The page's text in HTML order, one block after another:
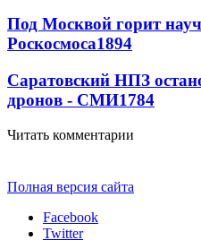
Под Москвой горит
Роскосмоса1894
Саратовский НПЗ
дронов - СМИ1784
Читать комментарии
Полная версия сайта
Facebook
Twitter